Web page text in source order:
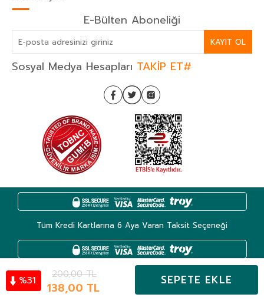
%31 200,00TL
138,00 TL SEPETE EKLE
E-Bülten Aboneliği
KAYIT OL
Sosyal Medya Hesapları TAKİP ET#
Tüm Kredi Kartlarına 6 Aya Varan Taksit Seçeneği
Kategoriler Hesabım Favoriler Sepet